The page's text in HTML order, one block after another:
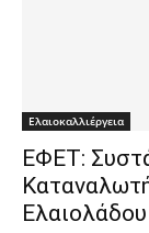
Ελαιοκαλλιέργεια
ΕΦΕΤ:
Ελαιολάδου